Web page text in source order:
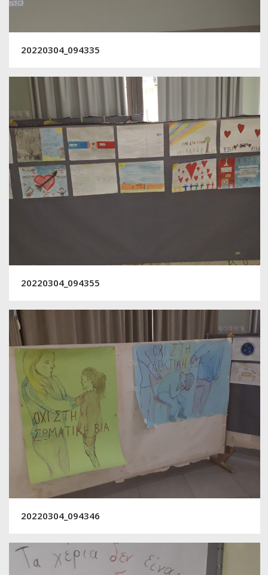
20220304_094335
20220304_094355
20220304_094346